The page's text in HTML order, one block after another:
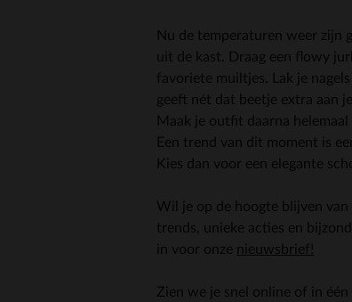
Nu de temperaturen weer zijn
uit de kast. Draag een flowy
favoriete muiltjes. Lak je
geeft nét dat beetje extra aan
Maak je outfit daarna
Een trend van dit moment is
Kies dan voor een elegante
Wil je op de hoogte blijven
trends, unieke acties en
in voor onze nieuwsbrief!
Zien we je snel online of in één